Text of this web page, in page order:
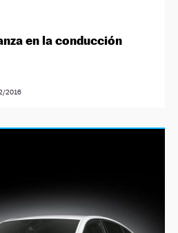
en la conducción
2016